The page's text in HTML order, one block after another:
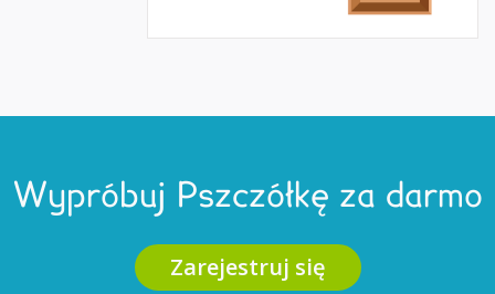
Wypróbuj Pszczółkę za darmo
Zarejestruj się